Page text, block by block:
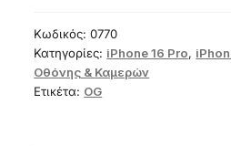
-
for
Κωδικός:0770
Κατηγορίες: iPhone 16 Pro,
Οθόνης & Καμερών
Ετικέτα: OG